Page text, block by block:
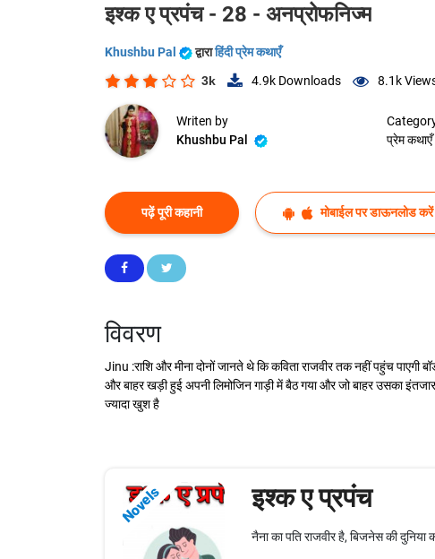
इश्क ए प्रपंच - 28 - अनप्रोफनिज्म
Khushbu Pal द्वाराहिंदी प्रेम कथाएँ
3k 4.9k Downloads 8.1k
Writen by
Khushbu Pal
प्रेम कथाएँ
पढ़ें पूरी कहानी मोबाईल पर डाऊनलोड करें
विवरण
Jinu :राशि और मीना दोनों जानते थे कि कविता राजवीर तक नहीं पहुंच
और बाहर खड़ी हुई अपनी लिमोजिन गाड़ी में बैठ गया और जो बाहर उसका
ज्यादा खुश है
Novels इश्क ए प्रपंच
नैना का पति राजवीर है, बिजनेस की